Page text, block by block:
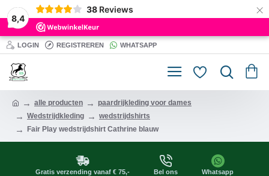
8,4
38 Reviews ×
LOGIN REGISTREREN WHATSAPP
alle producten
paardrijkleding voor dames
Wedstrijdkleding
wedstrijdshirts
Fair Play wedstrijdshirt Cathrine blauw
Gratis verzending vanaf € 75,- Bel ons Whatsapp